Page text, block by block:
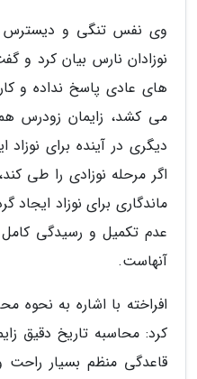
وی نفس تنگی و دیسترس
نوزادان نارس بیان کرد و
می کشد، زایمان زودرس
دیگری در آینده برای
اگر مرحله نوزادی را طی
ماندگاری برای نوزاد
عدم تکمیل و رسیدگی کامل
آنهاست.
افراخته با اشاره به نحوه
کرد: محاسبه تاریخ دقیق
قاعدگی منظم بسیار راحت